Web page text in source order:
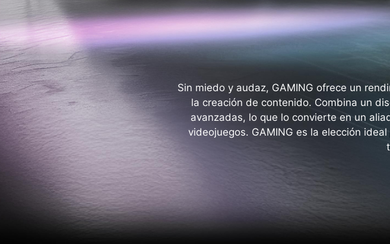
Sin miedo y audaz, GAMING ofrece un
la creación de contenido. Combina un
avanzadas, lo que lo convierte en un
videojuegos. GAMING es la elección